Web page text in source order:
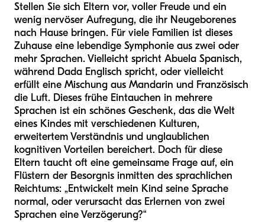
Stellen Sie sich Eltern vor, voller Freude und ein
wenig nervöser Aufregung, die ihr Neugeborenes
nach Hause bringen. Für viele Familien ist dieses
Zuhause eine lebendige Symphonie aus zwei oder
mehr Sprachen. Vielleicht spricht Abuela Spanisch,
während Dada Englisch spricht, oder vielleicht
erfüllt eine Mischung aus Mandarin und Französisch
die Luft. Dieses frühe Eintauchen in mehrere
Sprachen ist ein schönes Geschenk, das die Welt
eines Kindes mit verschiedenen Kulturen,
erweitertem Verständnis und unglaublichen
kognitiven Vorteilen bereichert. Doch für diese
Eltern taucht oft eine gemeinsame Frage auf, ein
Flüstern der Besorgnis inmitten des sprachlichen
Reichtums: „Entwickelt mein Kind seine Sprache
normal, oder verursacht das Erlernen von zwei
Sprachen eine Verzögerung?“